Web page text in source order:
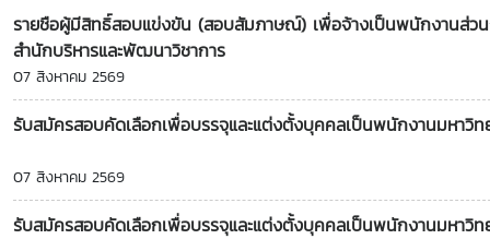
รายชือผู้มีสิทธิ์สอบแข่งขัน (สอบสัมภาษณ์) เพื่อจ้างเป็นพนักงานส่ว
สำนักบริหารและพัฒนาวิชาการ
07 สิงหาคม 2569
รับสมัครสอบคัดเลือกเพื่อบรรจุและแต่งตั้งบุคคลเป็นพนักงานมหาวิ
07 สิงหาคม 2569
รับสมัครสอบคัดเลือกเพื่อบรรจุและแต่งตั้งบุคคลเป็นพนักงานมหา